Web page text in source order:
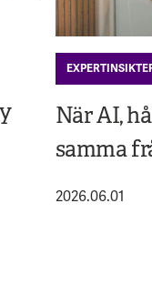
När AI,
samma
2026.06.01